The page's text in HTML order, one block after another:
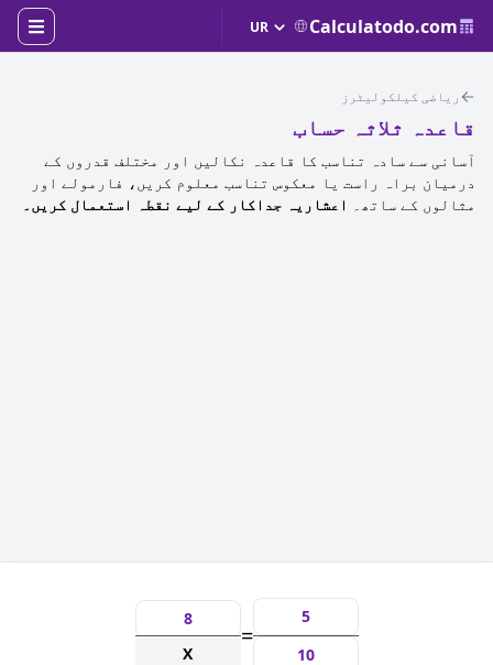
Calculatodo.com
ریاضی کیلکولیٹرز
قاعدہ ثلاثہ حساب
آسانی سے سادہ تناسب کا قاعدہ نکالیں اور مختلف قدروں کے
درمیان براہ راست یا معکوس تناسب معلوم کریں، فارمولے اور
مثالوں کے ساتھ۔ اعشاریہ جداکار کے لیے نقطہ استعمال کریں۔
=
X